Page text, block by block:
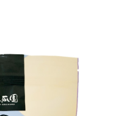
訊註冊。若發現惡意使用之情形，
之使用額度並採取法律行動。